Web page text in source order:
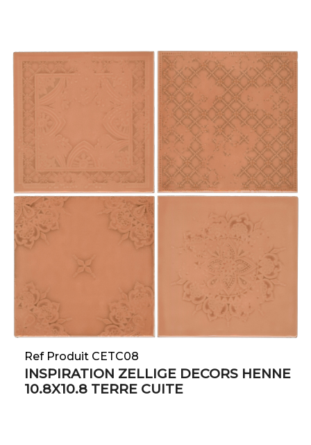
Ref Produit CETC08
INSPIRATION ZELLIGE DECORS HENNE
10.8X10.8 TERRE CUITE